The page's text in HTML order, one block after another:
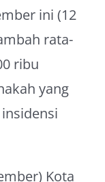
ini (12
rata-
ribu
yang
Kota